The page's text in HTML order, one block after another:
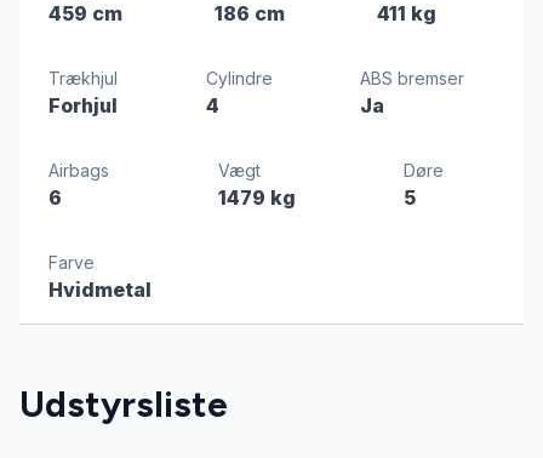
459 cm 186 cm 411 kg
Trækhjul
Forhjul
Cylindre
4
ABS bremser
Ja
Airbags
6
Vægt
1479 kg
Døre
5
Farve
Hvidmetal
Udstyrsliste